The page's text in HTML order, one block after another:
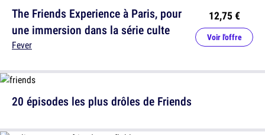
The Friends Experience à Paris, pour
une immersion dans la série culte
Fever
12,75 €
Voir l'offre
20 épisodes les plus drôles de Friends